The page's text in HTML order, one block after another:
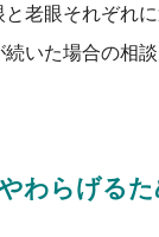
老眼それぞれ
いた場合の相
わらげる